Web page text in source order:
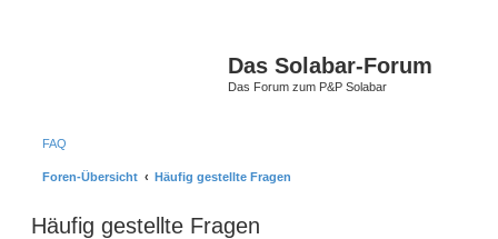
Das Solabar-Forum
Das Forum zum P&P Solabar
FAQ
Foren-Übersicht Häufig gestellte Fragen
Häufig gestellte Fragen